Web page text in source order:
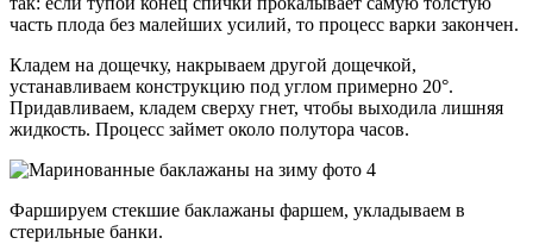
часть плода без малейших усилий, то процесс варки закончен.
Кладем на дощечку, накрываем другой дощечкой,
устанавливаем конструкцию под углом примерно 20°.
Придавливаем, кладем сверху гнет, чтобы выходила лишняя
жидкость. Процесс займет около полутора часов.
Фаршируем стекшие баклажаны фаршем, укладываем в
стерильные банки.